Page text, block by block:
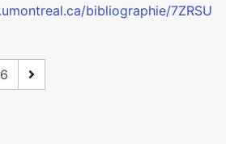
bibliographie/7ZRSU